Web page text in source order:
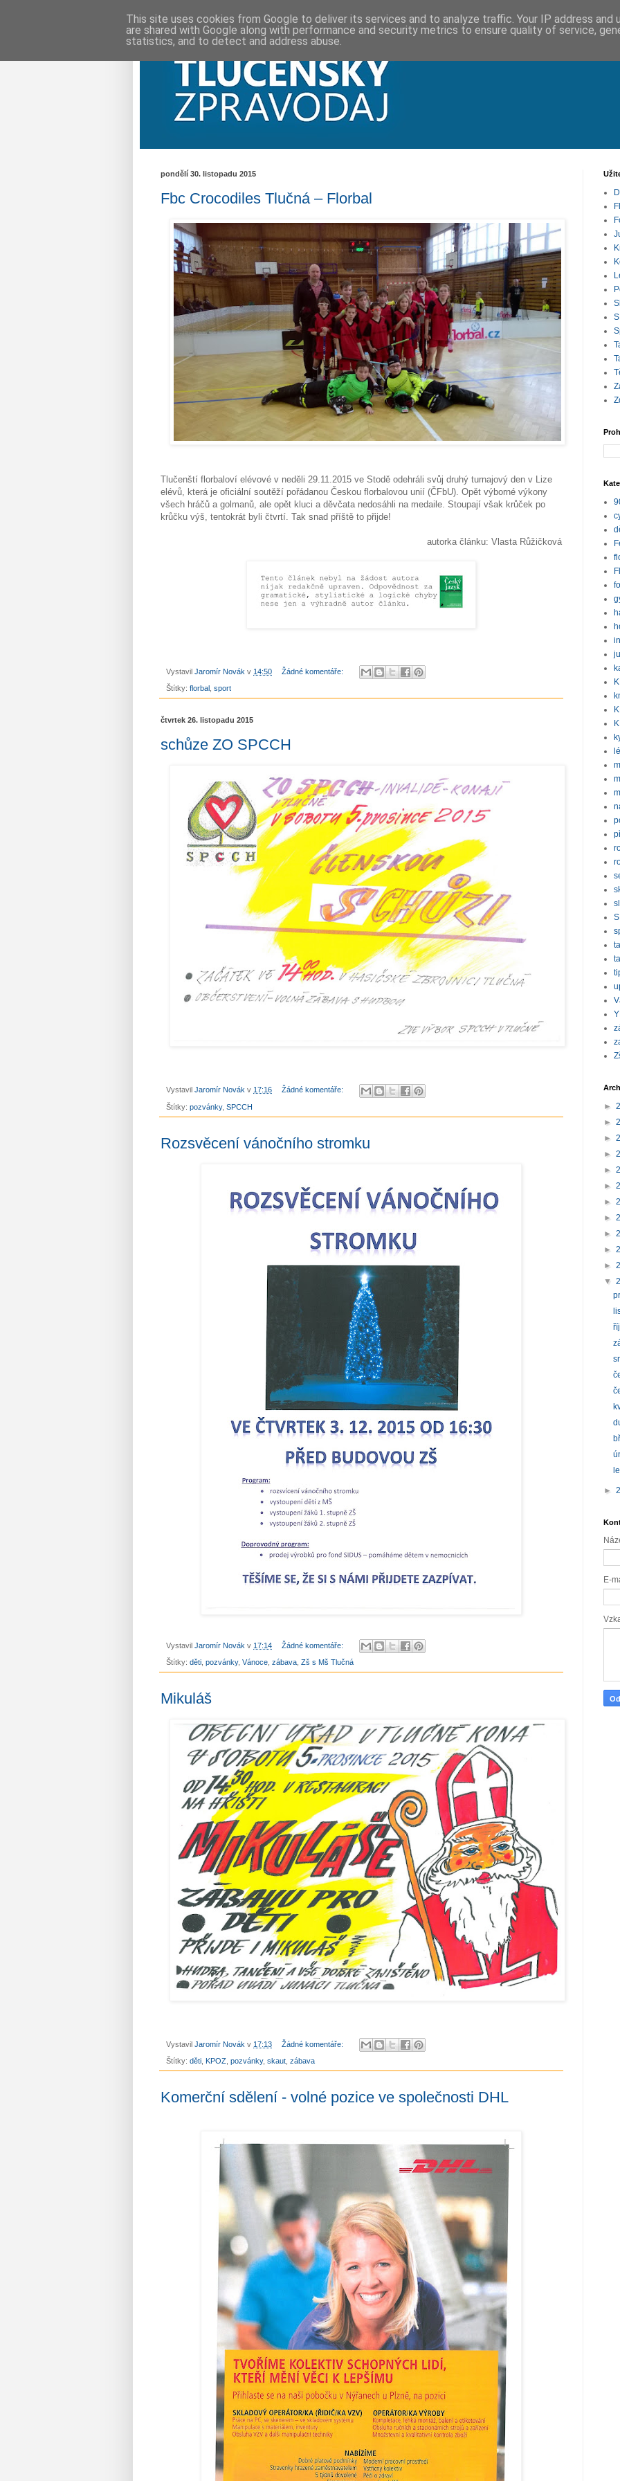
pondělí 30. listopadu 2015
Fbc Crocodiles Tlučná – Florbal
Tlučenští florbaloví elévové v neděli 29.11.2015 ve Stodě odehráli svůj druhý turnajový den v Lize
elévů, která je oficiální soutěží pořádanou Českou florbalovou unií (ČFbU). Opět výborné výkony
všech hráčů a golmanů, ale opět kluci a děvčata nedosáhli na medaile. Stoupají však krůček po
krůčku výš, tentokrát byli čtvrtí. Tak snad příště to přijde!
autorka článku: Vlasta Růžičková
Vystavil Jaromír Novák v 14:50 Žádné komentáře:
Štítky: florbal sport
čtvrtek 26. listopadu 2015
schůze ZO SPCCH
Vystavil Jaromír Novák v 17:16 Žádné komentáře:
Štítky: pozvánky, SPCCH
Rozsvěcení vánočního stromku
Vystavil Jaromír Novák v 17:14 Žádné komentáře:
Štítky: děti pozvánky, Vánoce zábava Zš s Mš Tlučná
Mikuláš
Vystavil Jaromír Novák v 17:13 Žádné komentáře:
Štítky: děti KPOZ pozvánky, skaut zábava
Komerční sdělení - volné pozice ve společnosti DHL
►
►
►
►
►
►
►
►
►
►
►
▼
►
E-
This site uses cookies from Google to deliver its services and to analyze traffic. Your IP address and
are shared with Google along with performance and security metrics to ensure quality of service,
statistics, and to detect and address abuse.